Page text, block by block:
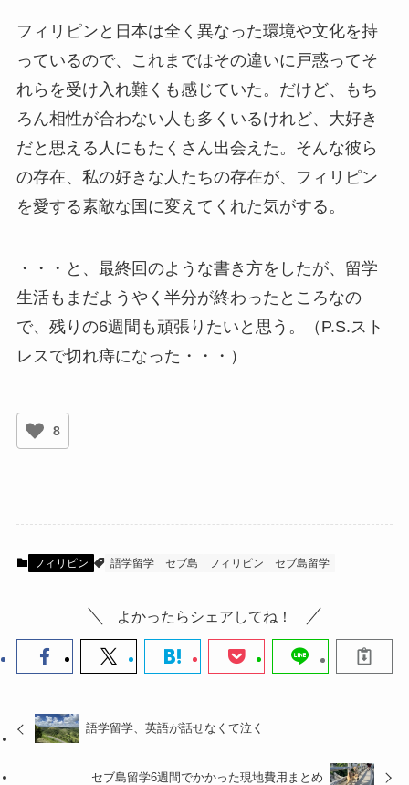
フィリピンと日本は全く異なった環境や文化を持
っているので、これまではその違いに戸惑ってそ
れらを受け入れ難くも感じていた。だけど、もち
ろん相性が合わない人も多くいるけれど、大好き
だと思える人にもたくさん出会えた。そんな彼ら
の存在、私の好きな人たちの存在が、フィリピン
を愛する素敵な国に変えてくれた気がする。
・・・と、最終回のような書き方をしたが、留学
生活もまだようやく半分が終わったところなの
で、残りの6週間も頑張りたいと思う。（P.S.スト
レスで切れ痔になった・・・）
8
フィリピン 語学留学 セブ島 フィリピン セブ島留学
よかったらシェアしてね！
語学留学、英語が話せなくて泣く
セブ島留学6週間でかかった現地費用まとめ